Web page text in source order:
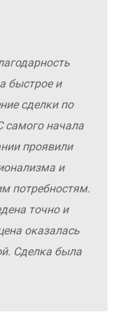
быстрое и
сделки по
самого начала
проявили
и
потребностям.
точно и
оказалась
Сделка была
Excavator